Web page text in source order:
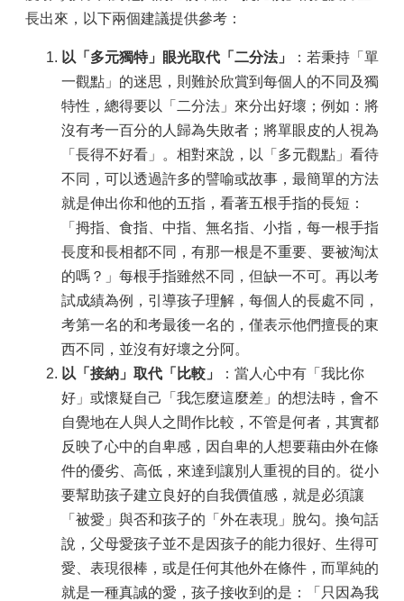
長出來，以下兩個建議提供參考：
以「多元獨特」眼光取代「二分法」
：若秉持「單
一觀點」的迷思，則難於欣賞到每個人的不同及獨
特性，總得要以「二分法」來分出好壞；例如：將
沒有考一百分的人歸為失敗者；將單眼皮的人視為
「長得不好看」。相對來說，以「多元觀點」看待
不同，可以透過許多的譬喻或故事，最簡單的方法
就是伸出你和他的五指，看著五根手指的長短：
「拇指、食指、中指、無名指、小指，每一根手指
長度和長相都不同，有那一根是不重要、要被淘汰
的嗎？」每根手指雖然不同，但缺一不可。再以考
試成績為例，引導孩子理解，每個人的長處不同，
考第一名的和考最後一名的，僅表示他們擅長的東
西不同，並沒有好壞之分阿。
以「接納」取代「比較」
：當人心中有「我比你
好」或懷疑自己「我怎麼這麼差」的想法時，會不
自覺地在人與人之間作比較，不管是何者，其實都
反映了心中的自卑感，因自卑的人想要藉由外在條
件的優劣、高低，來達到讓別人重視的目的。從小
要幫助孩子建立良好的自我價值感，就是必須讓
「被愛」與否和孩子的「外在表現」脫勾。換句話
說，父母愛孩子並不是因孩子的能力很好、生得可
愛、表現很棒，或是任何其他外在條件，而單純的
就是一種真誠的愛，孩子接收到的是：「只因為我